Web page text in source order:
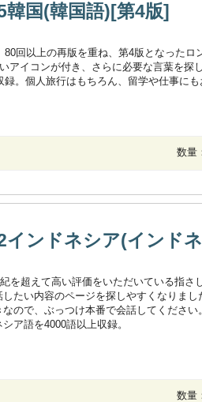
国(韓国語)[第4版]
回以上の再版を重ね、第4版となった
アイコンが付き、さらに必要な言葉を探
録。個人旅行はもちろん、留学や仕事に
数量
インドネシア(インド
を超えて高い評価をいただいている指さ
たい内容のページを探しやすくなりま
ので、ぶっつけ本番で会話してくださ
ア語を4000語以上収録。
数量